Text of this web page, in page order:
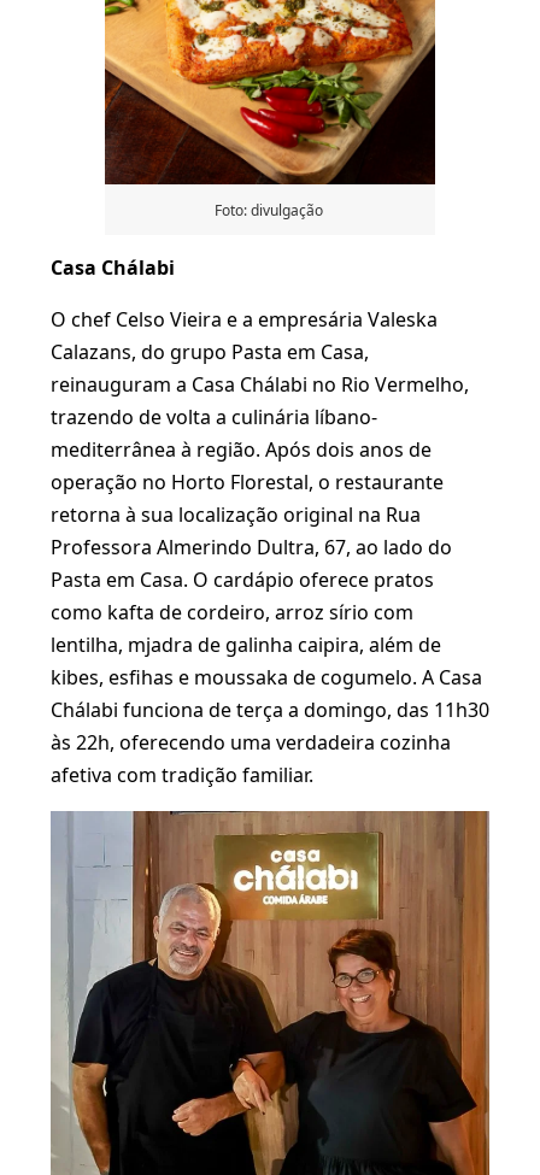
Foto: divulgação
Casa Chálabi
O chef Celso Vieira e a empresária Valeska
Calazans, do grupo Pasta em Casa,
reinauguram a Casa Chálabi no Rio Vermelho,
trazendo de volta a culinária líbano-
mediterrânea à região. Após dois anos de
operação no Horto Florestal, o restaurante
retorna à sua localização original na Rua
Professora Almerindo Dultra, 67, ao lado do
Pasta em Casa. O cardápio oferece pratos
como kafta de cordeiro, arroz sírio com
lentilha, mjadra de galinha caipira, além de
kibes, esfihas e moussaka de cogumelo. A Casa
Chálabi funciona de terça a domingo, das 11h30
às 22h, oferecendo uma verdadeira cozinha
afetiva com tradição familiar.